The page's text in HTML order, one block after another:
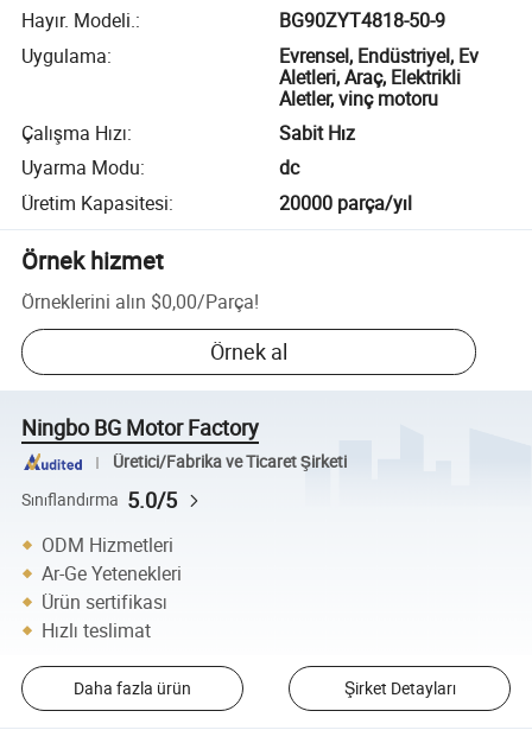
Hayır. Modeli.:
BG90ZYT4818-50-9
Uygulama:
Evrensel, Endüstriyel, Ev
Aletleri, Araç, Elektrikli
Aletler, vinç motoru
Çalışma Hızı:
Sabit Hız
Uyarma Modu:
dc
Üretim Kapasitesi: 20000 parça/yıl
Örnek hizmet
Örneklerini alın $0,00/Parça!
Örnek al
Ningbo BG Motor Factory
Üretici/Fabrika ve Ticaret Şirketi
Sınıflandırma 5.0/5
ODM Hizmetleri
Ar-Ge Yetenekleri
Ürün sertifikası
Hızlı teslimat
Daha fazla ürün Şirket Detayları